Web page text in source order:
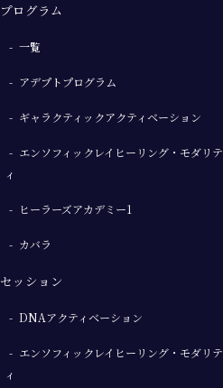
プログラム
一覧
アデプトプログラム
ギャラクティックアクティベーション
エンソフィックレイヒーリング・モダリテ
ィ
ヒーラーズアカデミー1
カバラ
セッション
DNAアクティベーション
エンソフィックレイヒーリング・モダリテ
ィ